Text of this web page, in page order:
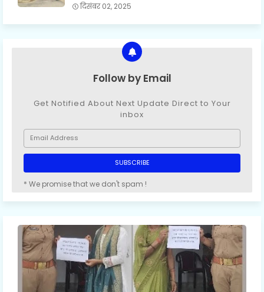
दिसंबर 02, 2025
Follow by Email
Get Notified About Next Update Direct to Your
inbox
* We promise that we don't spam !